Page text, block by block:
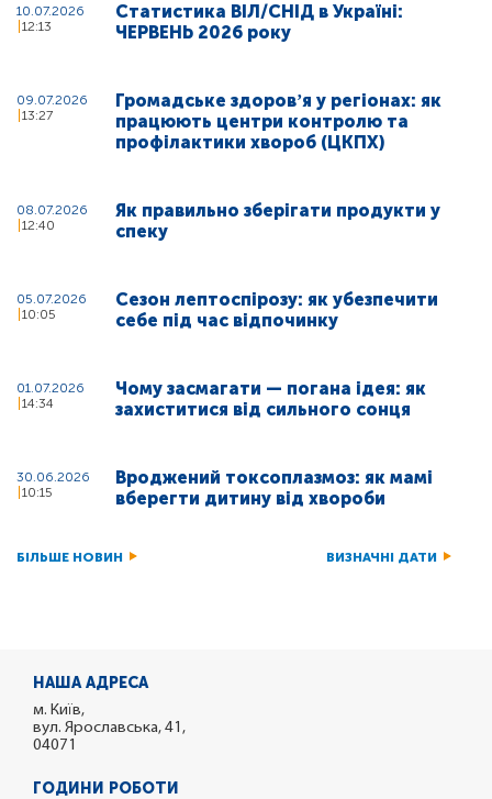
10.07.2026
12:13
Статистика ВІЛ/СНІД в Україні:
ЧЕРВЕНЬ 2026 року
09.07.2026
13:27
Громадське здоровʼя у регіонах: як
працюють центри контролю та
профілактики хвороб (ЦКПХ)
08.07.2026
12:40
Як правильно зберігати продукти у
спеку
05.07.2026
10:05
Сезон лептоспірозу: як убезпечити
себе під час відпочинку
01.07.2026
14:34
Чому засмагати — погана ідея: як
захиститися від сильного сонця
30.06.2026
10:15
Вроджений токсоплазмоз: як мамі
вберегти дитину від хвороби
БІЛЬШЕ НОВИН ВИЗНАЧНІ ДАТИ
НАША АДРЕСА
м. Київ,
вул. Ярославська, 41,
04071
ГОДИНИ РОБОТИ